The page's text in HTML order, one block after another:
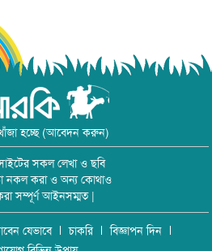
হচ্ছে (আবেদন করুন)
সকল লেখা ও ছবি
নকল করা ও অন্য কোথাও
সম্পূর্ণ আইনসম্মত |
যেভাবে চাকরি
বিজ্ঞাপন দিন